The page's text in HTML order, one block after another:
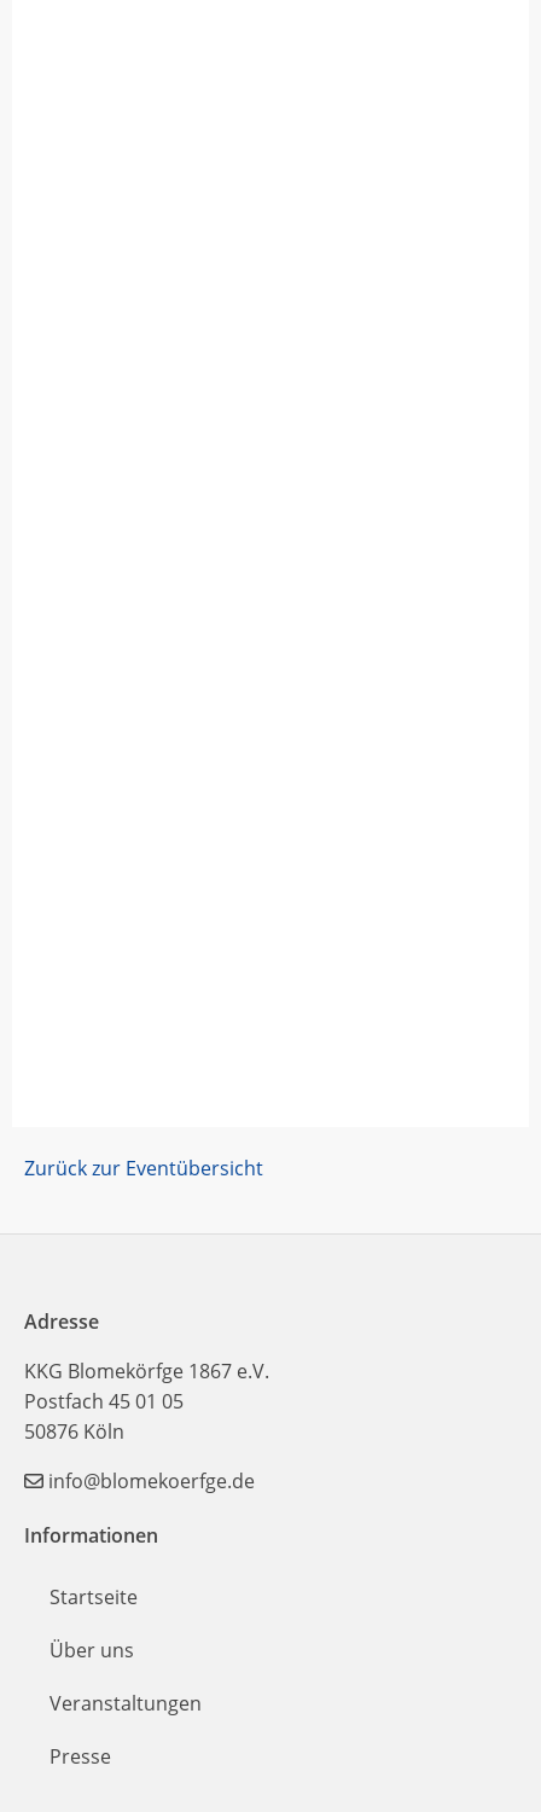
Zurück zur Eventübersicht
Adresse
KKG Blomekörfge 1867 e.V.
Postfach 45 01 05
50876 Köln
info@blomekoerfge.de
Informationen
Startseite
Über uns
Veranstaltungen
Presse